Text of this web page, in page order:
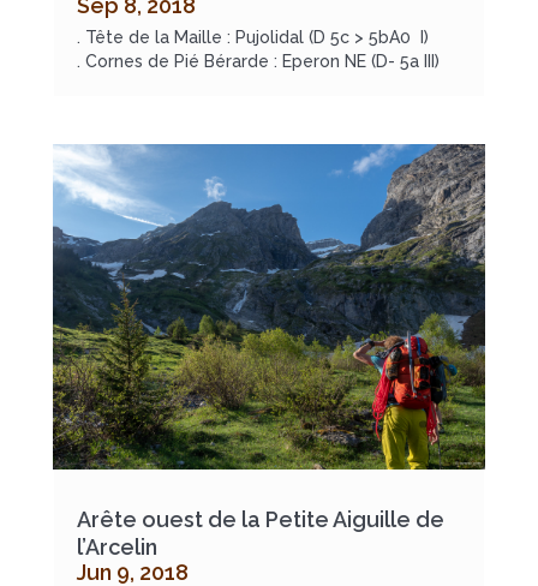
Sep 8, 2018
. Tête de la Maille : Pujolidal (D 5c > 5bA0 I)
. Cornes de Pié Bérarde : Eperon NE (D- 5a III)
Arête ouest de la Petite Aiguille de
l’Arcelin
Jun 9, 2018